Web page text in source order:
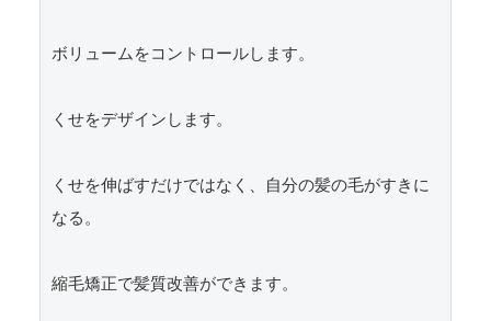
ボリュームをコントロールします。
くせをデザインします。
くせを伸ばすだけではなく、自分の髪の毛がすきに
なる。
縮毛矯正で髪質改善ができます。